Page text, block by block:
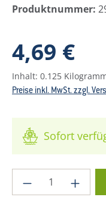
Produktnummer:
Regulärer Preis:
4,69 €
Inhalt: 0.125
Preise inkl. MwSt. zzgl.
Sofort
Produkt